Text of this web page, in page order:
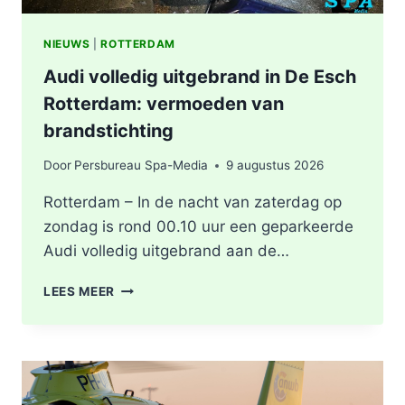
NIEUWS |ROTTERDAM
Audi volledig uitgebrand in De Esch
Rotterdam: vermoeden van
brandstichting
Door Persbureau Spa-Media 9 augustus 2026
Rotterdam – In de nacht van zaterdag op
zondag is rond 00.10 uur een geparkeerde
Audi volledig uitgebrand aan de…
LEES MEER AUDI
DE
ROTTERDAM: